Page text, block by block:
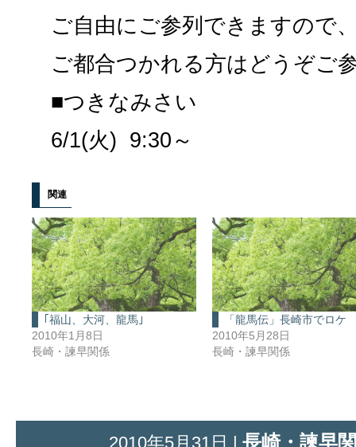
ご自由にご参列できますので
ご都合つかれる方はどうぞご
■つきなみさい
6/1(火) 9:30～
関連
｢福山、大河、龍馬｣
2010年1月8日
長崎・諫早関係
「龍馬伝」長崎市でロケ
2010年5月28日
長崎・諫早関係
2010年5月31日 | 長崎・諫早